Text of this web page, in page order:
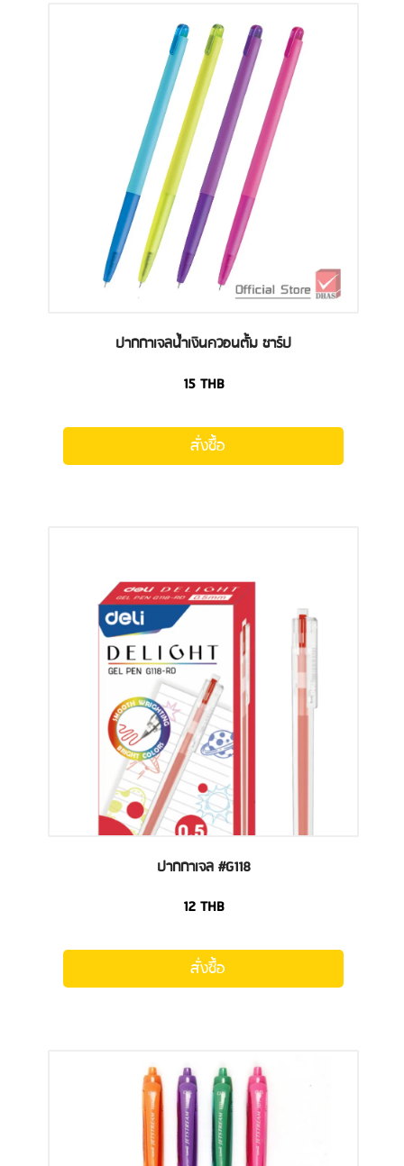
ปากกาเจลน้ำเงินควอนตั้ม ชาร์ป
15THB
สั่งซื้อ
ปากกาเจล #G118
12THB
สั่งซื้อ